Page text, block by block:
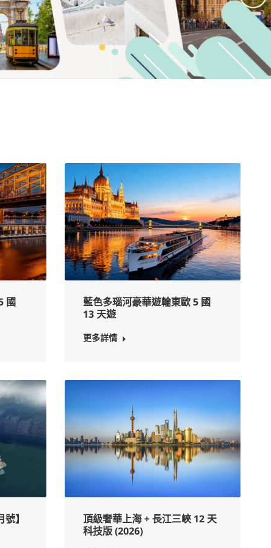
國
藍色多瑙河豪華遊輪東歐 5 國
13 天遊
更多詳情
】
頂級奢華上海 + 長江三峽 12 天
科技版 (2026)